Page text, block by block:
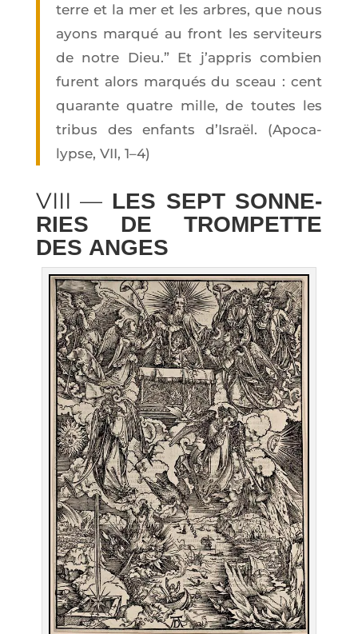
terre et la mer et les arbres, que nous
ayons mar­qué au front les ser­vi­teurs
de notre Dieu.” Et j’ap­pris com­bien
furent alors mar­qués du sceau : cent
qua­rante quatre mille, de toutes les
tri­bus des enfants d’Israël. (Apo­ca­
lypse, VII, 1–4)
VIII — LES SEPT SON­NE­
RIES DE TROM­PETTE
DES ANGES